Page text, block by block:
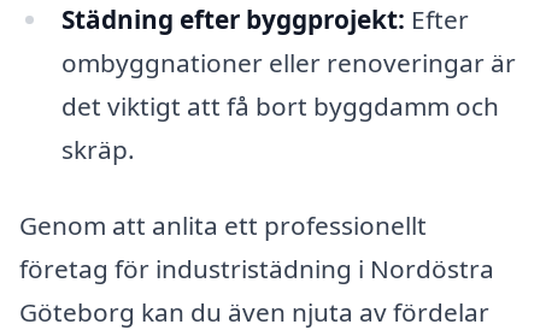
Städning efter byggprojekt: Efter
ombyggnationer eller renoveringar är
det viktigt att få bort byggdamm och
skräp.
Genom att anlita ett professionellt
företag för industristädning i Nordöstra
Göteborg kan du även njuta av fördelar